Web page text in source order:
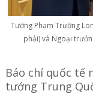
Tướng Phạm Trường
phải) và Ngoại
Báo chí quốc tế
tướng Trung